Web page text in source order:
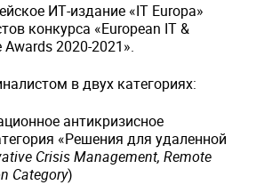
ИТ-издание «IT Europa»
конкурса «European IT &
2020-2021».
в двух категориях:
антикризисное
«Решения для удаленной
Crisis Management, Remote
Category)